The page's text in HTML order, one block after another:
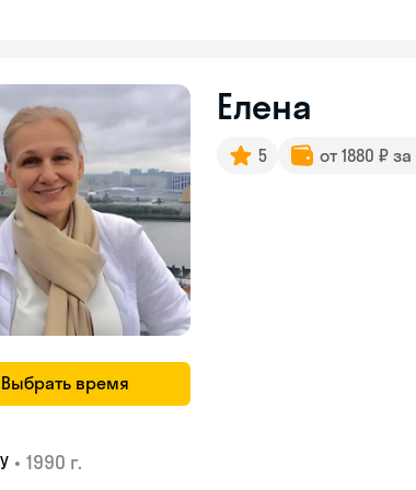
Выбрать время
Елена
5 от 1880 ₽
• 1990 г.